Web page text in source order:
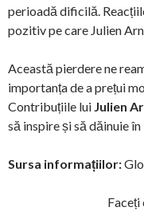
perioadă dificilă.
pozitiv pe care Julien
Această pierdere ne
importanța de a prețui
Contribuțiile lui Julien
să inspire și să dăinuie
Sursa informațiilor:
Faceți